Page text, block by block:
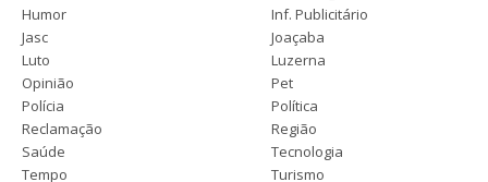
Humor
Inf. Publicitário
Jasc
Joaçaba
Luto
Luzerna
Opinião
Pet
Polícia
Política
Reclamação
Região
Saúde
Tecnologia
Tempo
Turismo